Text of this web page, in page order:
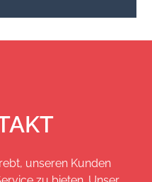
unseren Kunden